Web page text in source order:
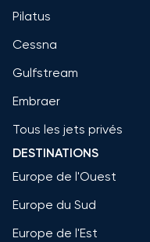
Pilatus
Cessna
Gulfstream
Embraer
Tous les jets privés
DESTINATIONS
Europe de l'Ouest
Europe du Sud
Europe de l'Est